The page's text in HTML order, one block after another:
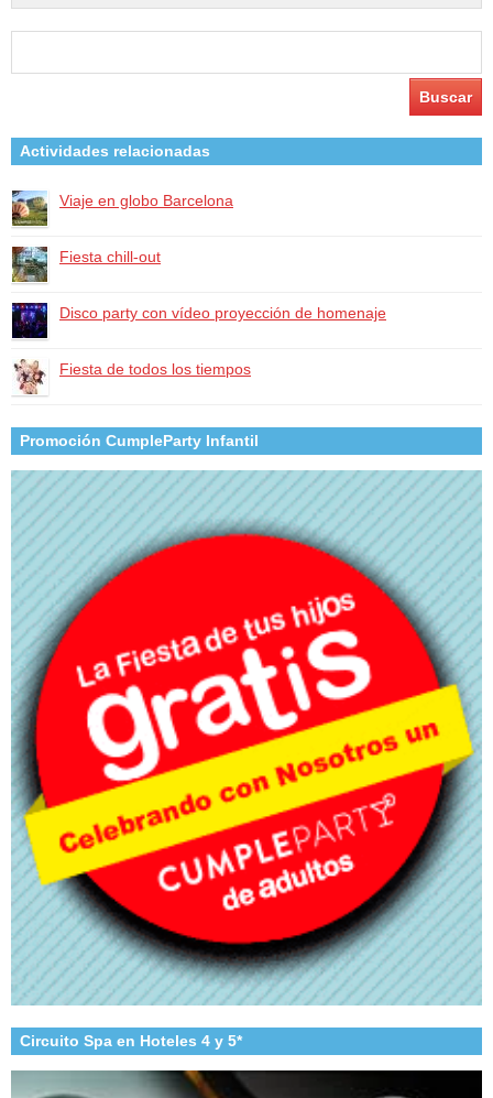
Actividades relacionadas
Viaje en globo Barcelona
Fiesta chill-out
Disco party con vídeo proyección de homenaje
Fiesta de todos los tiempos
Promoción CumpleParty Infantil
Circuito Spa en Hoteles 4 y 5*